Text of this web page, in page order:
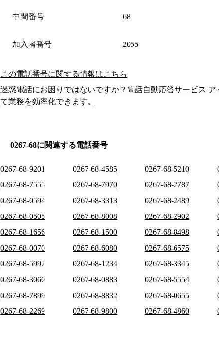
中間番号 68
加入者番号 2055
この電話番号に関する情報はこちら
迷惑電話にお困りではないですか？電話自動応答サービス
て業務を効率化できます。
0267-68に関連する電話番号
0267-68-9201 0267-68-4585 0267-68-5210
0267-68-7555
0267-68-7970 0267-68-2787
0267-68-0594
0267-68-3313 0267-68-2489
0267-68-0505
0267-68-8008 0267-68-2902
0267-68-1656
0267-68-1500 0267-68-8498
0267-68-0070
0267-68-6080 0267-68-6575
0267-68-5992
0267-68-1234 0267-68-3345
0267-68-3060
0267-68-0883 0267-68-5554
0267-68-7899
0267-68-8832 0267-68-0655
0267-68-2269
0267-68-9800 0267-68-4860